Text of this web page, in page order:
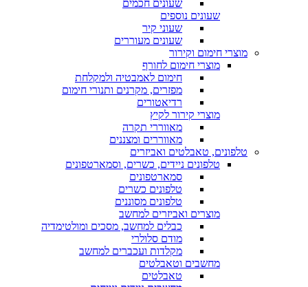
שעונים חכמים
שעונים נוספים
שעוני קיר
שעונים מעוררים
מוצרי חימום וקירור
מוצרי חימום לחורף
חימום לאמבטיה ולמקלחת
מפזרים, מקרנים ותנורי חימום
רדיאטורים
מוצרי קירור לקיץ
מאווררי תקרה
מאווררים ומצננים
טלפונים, טאבלטים ואביזרים
טלפונים ניידים, כשרים, וסמארטפונים
סמארטפונים
טלפונים כשרים
טלפונים מסוננים
מוצרים ואביזרים למחשב
כבלים למחשב, מסכים ומולטימדיה
מודם סלולרי
מקלדות ועכברים למחשב
מחשבים וטאבלטים
טאבלטים